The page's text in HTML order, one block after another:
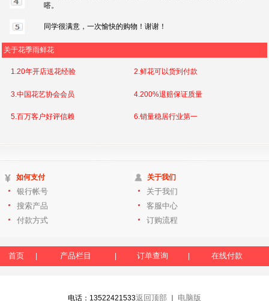
嗒。
同学很满意，一次愉快的购物！谢谢！
关于花季雨鲜花
1.20年开店送花经验 2.鲜花可以货到付款
3.中国花艺协会会员 4.200%退赔保证质量
5.百万客户好评信赖 6.销量稳居行业第一
如何支付 关于我们
银行帐号
关于我们
搜索产品
客服中心
付款方式
订购流程
首页 产品栏目 订单查询 在线付款
电话：13522421533返回顶部 电脑版